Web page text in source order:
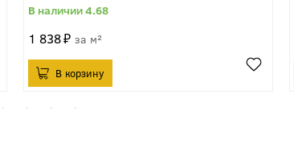
4.68
1 838 м²